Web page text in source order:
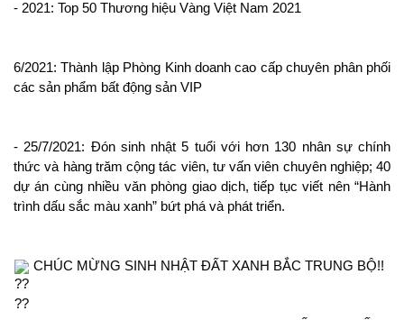
- 2021: Top 50 Thương hiệu Vàng Việt Nam 2021
6/2021: Thành lập Phòng Kinh doanh cao cấp chuyên phân phối
các sản phẩm bất động sản VIP
- 25/7/2021: Đón sinh nhật 5 tuổi với hơn 130 nhân sự chính
thức và hàng trăm cộng tác viên, tư vấn viên chuyên nghiệp; 40
dự án cùng nhiều văn phòng giao dịch, tiếp tục viết nên “Hành
trình dấu sắc màu xanh” bứt phá và phát triển.
CHÚC MỪNG SINH NHẬT ĐẤT XANH BẮC TRUNG BỘ!!